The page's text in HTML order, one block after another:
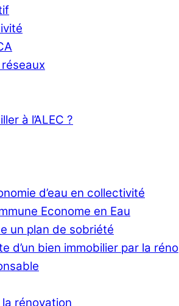
à l’ALEC ?
d’eau en collectivité
Econome en Eau
un plan de sobriété
d’un bien immobilier par la réno
rénovation